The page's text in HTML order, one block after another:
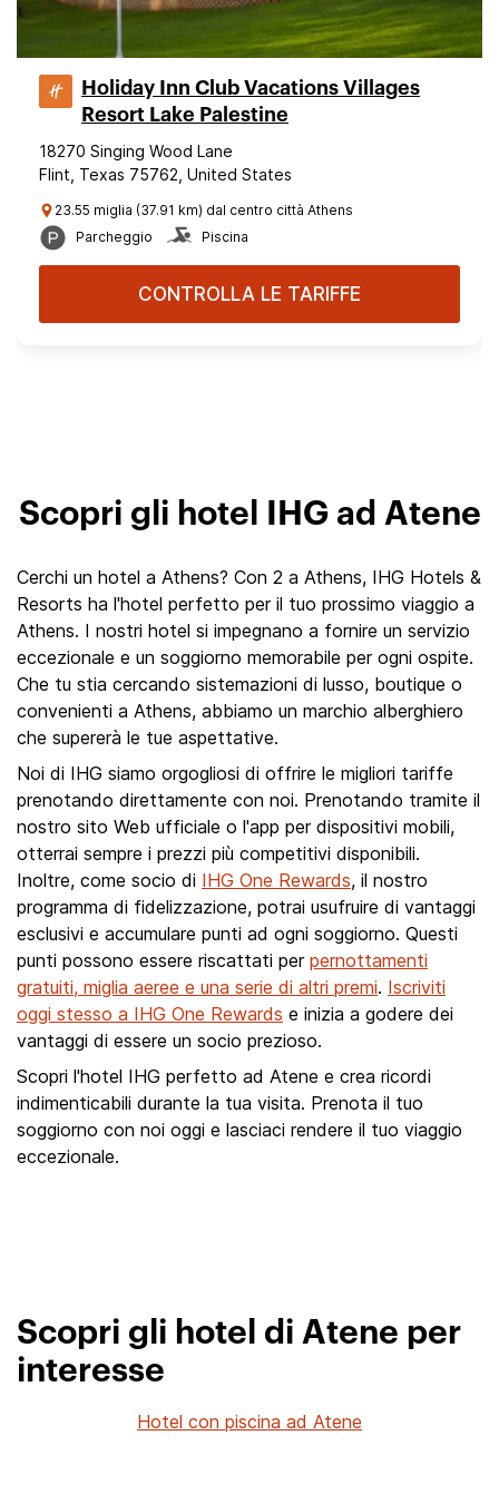
Holiday Inn Club Vacations Villages
Resort Lake Palestine
18270 Singing Wood Lane
Flint, Texas 75762, United States
23.55 miglia (37.91 km) dal centro città Athens
Parcheggio
Piscina
CONTROLLA LE TARIFFE
Scopri gli hotel IHG ad Atene
Cerchi un hotel a Athens? Con 2 a Athens, IHG Hotels &
Resorts ha l'hotel perfetto per il tuo prossimo viaggio a
Athens. I nostri hotel si impegnano a fornire un servizio
eccezionale e un soggiorno memorabile per ogni ospite.
Che tu stia cercando sistemazioni di lusso, boutique o
convenienti a Athens, abbiamo un marchio alberghiero
che supererà le tue aspettative.
Noi di IHG siamo orgogliosi di offrire le migliori tariffe
prenotando direttamente con noi. Prenotando tramite il
nostro sito Web ufficiale o l'app per dispositivi mobili,
otterrai sempre i prezzi più competitivi disponibili.
Inoltre, come socio di IHG One Rewards, il nostro
programma di fidelizzazione, potrai usufruire di vantaggi
esclusivi e accumulare punti ad ogni soggiorno. Questi
punti possono essere riscattati per pernottamenti
gratuiti, miglia aeree e una serie di altri premi. Iscriviti
oggi stesso a IHG One Rewards e inizia a godere dei
vantaggi di essere un socio prezioso.
Scopri l'hotel IHG perfetto ad Atene e crea ricordi
indimenticabili durante la tua visita. Prenota il tuo
soggiorno con noi oggi e lasciaci rendere il tuo viaggio
eccezionale.
Scopri gli hotel di Atene per
interesse
Hotel con piscina ad Atene